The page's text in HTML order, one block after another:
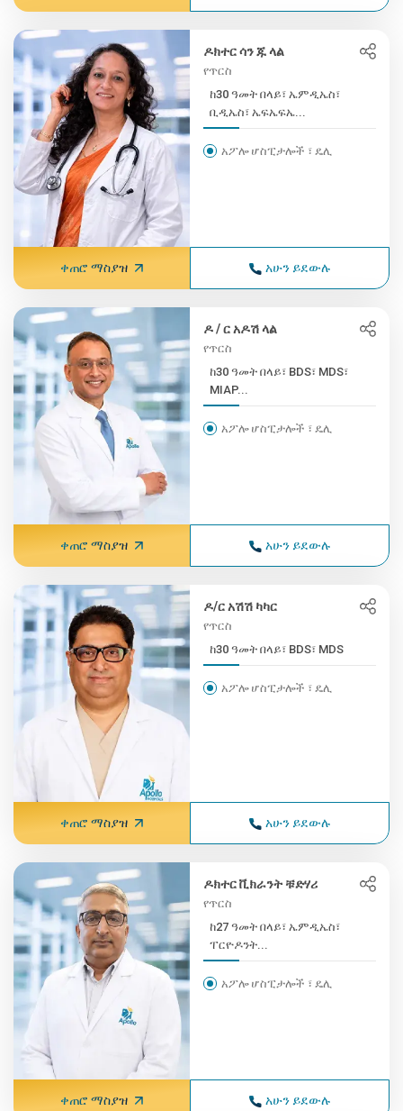
ዶክተር ሳን ጁ ላል
የጥርስ
ከ30 ዓመት በላይ፣ ኤምዲኤስ፣
ቢዲኤስ፣ ኤፍኤፍኤ...
አፖሎ ሆስፒታሎች ፣ ዴሊ
ቀጠሮ ማስያዝ አሁን ይደውሉ
ዶ / ር አዶሽ ላል
የጥርስ
ከ30 ዓመት በላይ፣ BDS፣ MDS፣
MIAP...
አፖሎ ሆስፒታሎች ፣ ዴሊ
ቀጠሮ ማስያዝ አሁን ይደውሉ
ዶ/ር አሽሽ ካካር
የጥርስ
ከ30 ዓመት በላይ፣ BDS፣ MDS
አፖሎ ሆስፒታሎች ፣ ዴሊ
ቀጠሮ ማስያዝ አሁን ይደውሉ
ዶክተር ቪክራንት ቹድሃሪ
የጥርስ
ከ27 ዓመት በላይ፣ ኤምዲኤስ፣
ፐርዮዶንት...
አፖሎ ሆስፒታሎች ፣ ዴሊ
ቀጠሮ ማስያዝ አሁን ይደውሉ